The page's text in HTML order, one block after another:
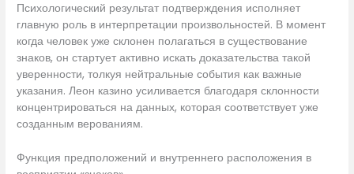
Психологический результат подтверждения исполняет
главную роль в интерпретации произвольностей. В момент
когда человек уже склонен полагаться в существование
знаков, он стартует активно искать доказательства такой
уверенности, толкуя нейтральные события как важные
указания. Леон казино усиливается благодаря склонности
концентрироваться на данных, которая соответствует уже
созданным верованиям.
Функция предположений и внутреннего расположения в